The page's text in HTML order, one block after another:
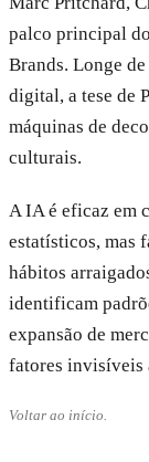
palco principal
Brands. Longe
digital, a tese de
máquinas de
culturais.
A IA é eficaz em
estatísticos, mas
hábitos
identificam
expansão de
fatores invisíveis
Voltar ao início.